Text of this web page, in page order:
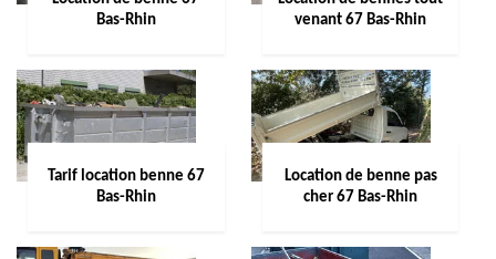
Bas-Rhin
venant 67 Bas-Rhin
Tarif location benne 67
Bas-Rhin
Location de benne pas
cher 67 Bas-Rhin